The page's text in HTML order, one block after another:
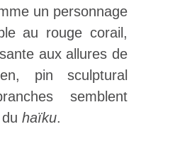
un personnage
au rouge corail,
aux allures de
pin sculptural
semblent
haïku.